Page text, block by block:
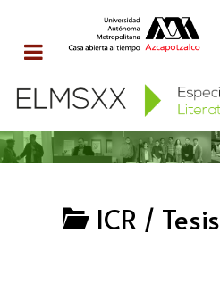
ICR / Tesis